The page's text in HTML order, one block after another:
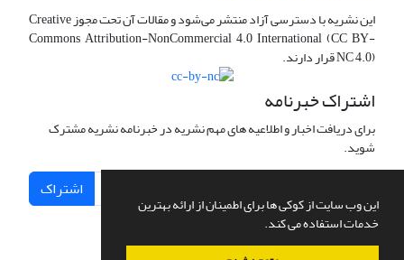
این وب سایت از کوکی ها برای اطمینان از ارائه بهترین
خدمات استفاده می کند.
این نشریه با دسترسی آزاد منتشر می‌شود و مقالات آن تحت مجوز Creative
Commons Attribution-NonCommercial 4.0 International (CC BY-
NC 4.0) قرار دارند.
اشتراک خبرنامه
برای دریافت اخبار و اطلاعیه های مهم نشریه در خبرنامه نشریه مشترک
شوید.
اشتراک